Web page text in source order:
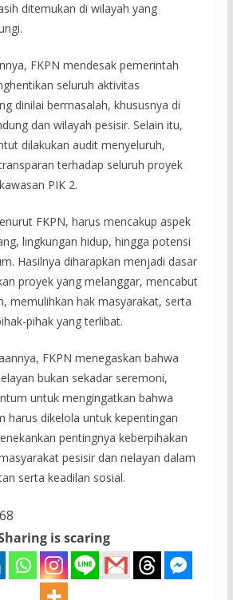
ditemukan di wilayah yang
FKPN mendesak pemerintah
seluruh aktivitas
dinilai bermasalah, khususnya di
dan wilayah pesisir. Selain itu,
dilakukan audit menyeluruh,
terhadap seluruh proyek
PIK 2.
FKPN, harus mencakup aspek
lingkungan hidup, hingga potensi
Hasilnya diharapkan menjadi dasar
proyek yang melanggar, mencabut
memulihkan hak masyarakat, serta
pihak yang terlibat.
FKPN menegaskan bahwa
bukan sekadar seremoni,
untuk mengingatkan bahwa
harus dikelola untuk kepentingan
pentingnya keberpihakan
pesisir dan nelayan dalam
serta keadilan sosial.
68
is scaring